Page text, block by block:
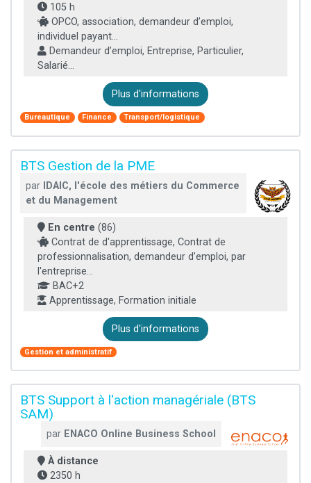
105 h
OPCO, association, demandeur d’emploi,
individuel payant...
Demandeur d’emploi, Entreprise, Particulier,
Salarié...
Plus d'informations
Bureautique Finance Transport/logistique
BTS Gestion de la PME
par
IDAIC, l'école des métiers du Commerce
et du Management
En centre (86)
Contrat de d'apprentissage, Contrat de
professionnalisation, demandeur d’emploi, par
l'entreprise...
BAC+2
Apprentissage, Formation initiale
Plus d'informations
Gestion et administratif
BTS Support à l'action managériale (BTS
SAM)
par ENACO Online Business School
À distance
2350 h